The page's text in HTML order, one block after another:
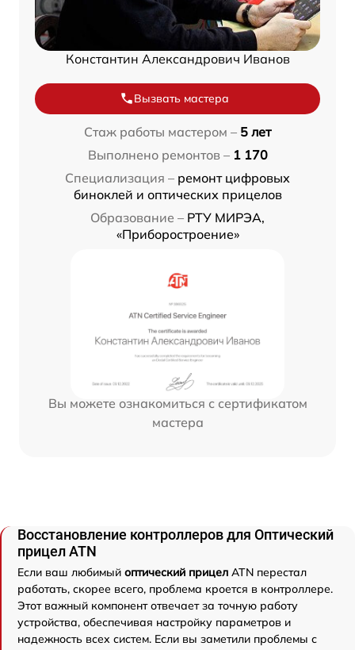
Константин Александрович Иванов
Вызвать мастера
Стаж работы мастером – 5 лет
Выполнено ремонтов – 1 170
Специализация – ремонт цифровых
биноклей и оптических прицелов
Образование – РТУ МИРЭА,
«Приборостроение»
Вы можете ознакомиться с сертификатом
мастера
Восстановление контроллеров для Оптический
прицел ATN
Если ваш любимый оптический прицел ATN перестал
работать, скорее всего, проблема кроется в контроллере.
Этот важный компонент отвечает за точную работу
устройства, обеспечивая настройку параметров и
надежность всех систем. Если вы заметили проблемы с